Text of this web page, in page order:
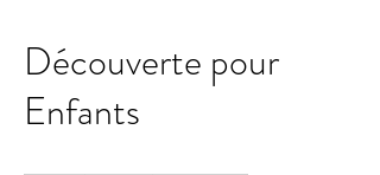
Découverte pour
Enfants